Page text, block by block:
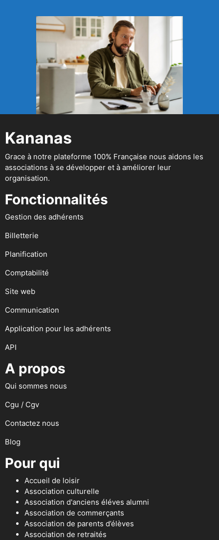
Kananas
Grace à notre plateforme 100% Française nous aidons les
associations à se développer et à améliorer leur
organisation.
Fonctionnalités
Gestion des adhérents
Billetterie
Planification
Comptabilité
Site web
Communication
Application pour les adhérents
API
A propos
Qui sommes nous
Cgu / Cgv
Contactez nous
Blog
Pour qui
Accueil de loisir
Association culturelle
Association d'anciens éléves alumni
Association de commerçants
Association de parents d’élèves
Association de retraités